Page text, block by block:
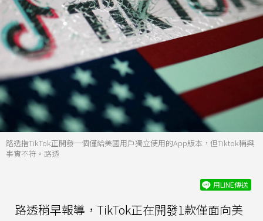
路透指TikTok正開發一個僅給美國用戶獨立使用的App版本，但Tiktok稱與
事實不符。路透
用LINE傳送
路透稍早報導，TikTok正在開發1款僅面向美